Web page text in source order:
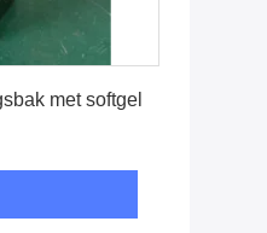
met softgel